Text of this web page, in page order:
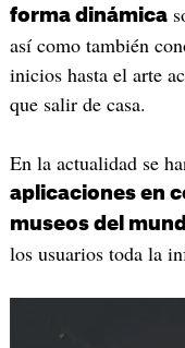
forma dinámica
así como también
inicios hasta el arte
que salir de casa.
En la actualidad se
aplicaciones en
museos del
los usuarios toda la